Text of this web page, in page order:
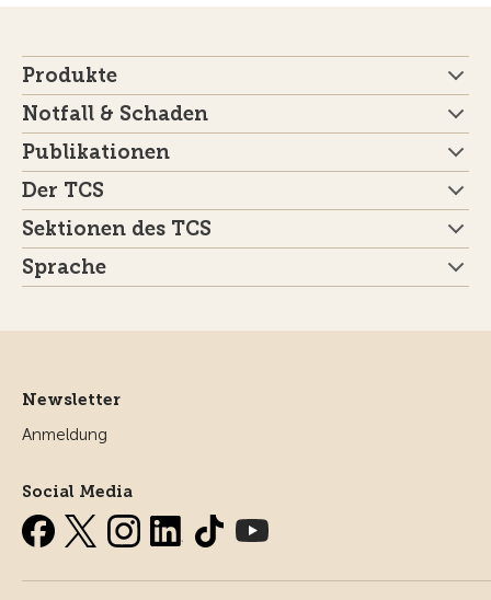
Produkte
Notfall & Schaden
Publikationen
Der TCS
Sektionen des TCS
Sprache
Newsletter
Anmeldung
Social Media